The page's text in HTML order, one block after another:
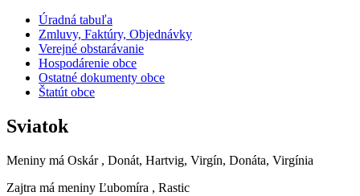
Úradná tabuľa
Zmluvy, Faktúry, Objednávky
Verejné obstarávanie
Hospodárenie obce
Ostatné dokumenty obce
Štatút obce
Sviatok
Meniny má Oskár , Donát, Hartvig, Virgín, Donáta, Virgínia
Zajtra má meniny Ľubomíra , Rastic